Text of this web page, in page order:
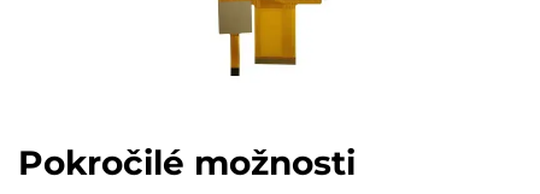
Pokročilé možnosti